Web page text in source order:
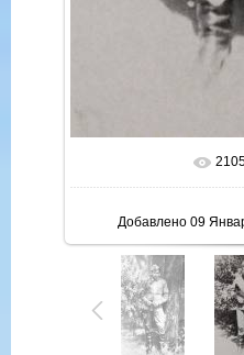
В реальном
Добавлено 09